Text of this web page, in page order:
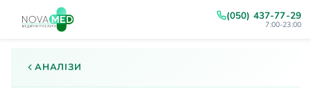
(050) 437-77-29
7:00-23:00
АНАЛІЗИ